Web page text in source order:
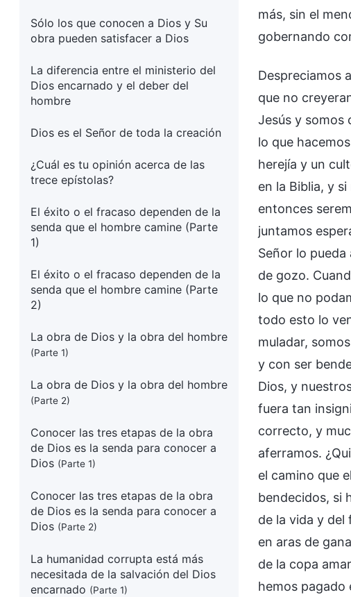
Sólo los que conocen a Dios y Su
obra pueden satisfacer a Dios
La diferencia entre el ministerio del
Dios encarnado y el deber del
hombre
Dios es el Señor de toda la creación
¿Cuál es tu opinión acerca de las
trece epístolas?
El éxito o el fracaso dependen de la
senda que el hombre camine (Parte
1)
El éxito o el fracaso dependen de la
senda que el hombre camine (Parte
2)
La obra de Dios y la obra del hombre
(Parte 1)
La obra de Dios y la obra del hombre
(Parte 2)
Conocer las tres etapas de la obra
de Dios es la senda para conocer a
Dios (Parte 1)
Conocer las tres etapas de la obra
de Dios es la senda para conocer a
Dios (Parte 2)
La humanidad corrupta está más
necesitada de la salvación del Dios
encarnado (Parte 1)
más, sin el
gobernando
Despreciamos
que no
Jesús y somos
lo que
herejía y un
en la Biblia, y
entonces
juntamos
Señor lo
de gozo.
lo que no
todo esto lo
muladar,
y con ser
Dios, y
fuera tan
correcto, y
aferramos.
el camino que
bendecidos, si
de la vida y del
en aras de
de la copa
hemos pagado